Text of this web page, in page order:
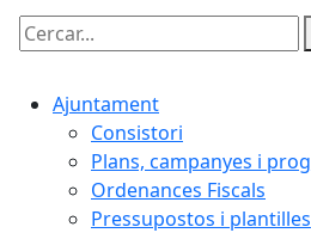
Cercar:
Ajuntament
Consistori
Plans, campanyes i
Ordenances Fiscals
Pressupostos i plantilles